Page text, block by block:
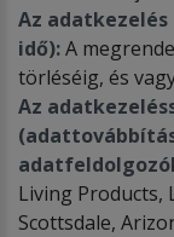
Az
idő):A
törléséig, és
Az
Living Products,
Scottsdale,